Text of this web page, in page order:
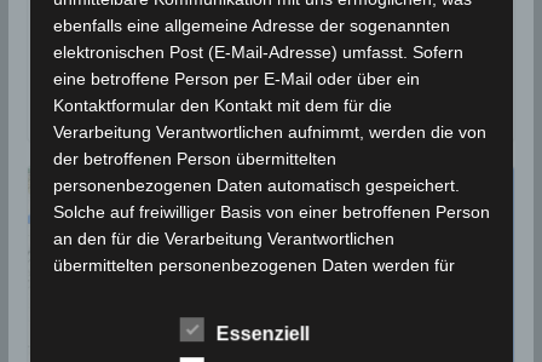
Die Oasen von Gafsa, die etwa 3.000 Hektar oder 5%
der gesamten Oasenfläche in Tunesien umfassen,
haben erhebliche Schwierigkeiten, angesichts
ebenfalls eine allgemeine Adresse der sogenannten
elektronischen Post (E-Mail-Adresse) umfasst. Sofern
eine betroffene Person per E-Mail oder über ein
Kontaktformular den Kontakt mit dem für die
Verarbeitung Verantwortlichen aufnimmt, werden die von
der betroffenen Person übermittelten
personenbezogenen Daten automatisch gespeichert.
Solche auf freiwilliger Basis von einer betroffenen Person
an den für die Verarbeitung Verantwortlichen
übermittelten personenbezogenen Daten werden für
betroffenen Person gespeichert. Es erfolgt keine
Weitergabe dieser personenbezogenen Daten an Dritte.
Essenziell